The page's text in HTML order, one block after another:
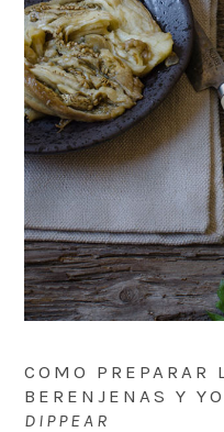
COMO PREPARAR
BERENJENAS Y
DIPPEAR